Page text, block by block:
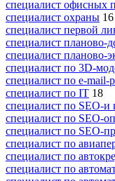
специалист офисных
специалист охраны 16
специалист первой
специалист планово-
специалист планово-
специалист по 3D-
специалист по e-mail-
специалист по IT 18
специалист по SEO-и
специалист по SEO-
специалист по SEO-
специалист по
специалист по
специалист по